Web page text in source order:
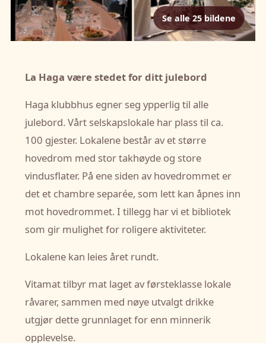
Se alle 25 bildene
La Haga være stedet for ditt julebord
Haga klubbhus egner seg ypperlig til alle
julebord. Vårt selskapslokale har plass til ca.
100 gjester. Lokalene består av et større
hovedrom med stor takhøyde og store
vindusflater. På ene siden av hovedrommet er
det et chambre separée, som lett kan åpnes inn
mot hovedrommet. I tillegg har vi et bibliotek
som gir mulighet for roligere aktiviteter.
Lokalene kan leies året rundt.
Vitamat tilbyr mat laget av førsteklasse lokale
råvarer, sammen med nøye utvalgt drikke
utgjør dette grunnlaget for enn minnerik
opplevelse.